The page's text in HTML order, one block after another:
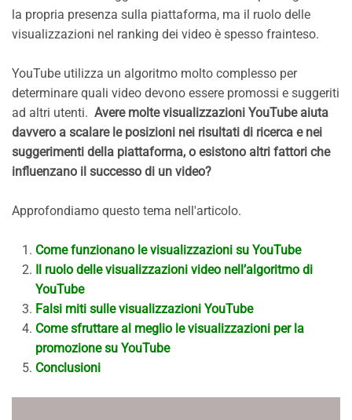
la propria presenza sulla piattaforma, ma il ruolo delle
visualizzazioni nel ranking dei video è spesso frainteso.
YouTube utilizza un algoritmo molto complesso per
determinare quali video devono essere promossi e suggeriti
ad altri utenti. Avere molte visualizzazioni YouTube aiuta
davvero a scalare le posizioni nei risultati di ricerca e nei
suggerimenti della piattaforma, o esistono altri fattori che
influenzano il successo di un video?
Approfondiamo questo tema nell'articolo.
Come funzionano le visualizzazioni su YouTube
Il ruolo delle visualizzazioni video nell’algoritmo di
YouTube
Falsi miti sulle visualizzazioni YouTube
Come sfruttare al meglio le visualizzazioni per la
promozione su YouTube
Conclusioni